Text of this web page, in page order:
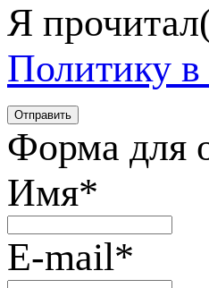
Я
Политику
Форма для
Имя*
E-mail*